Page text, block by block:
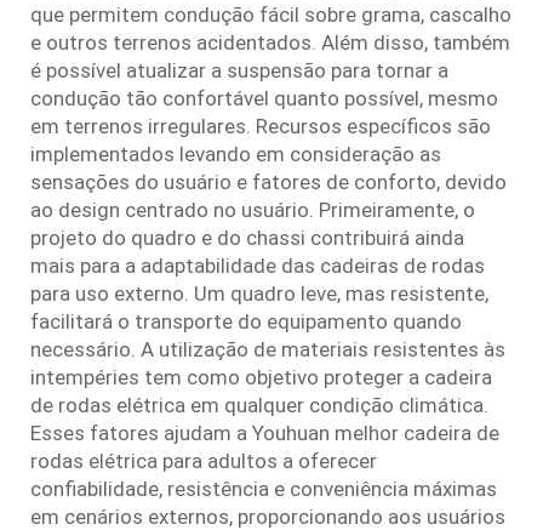
que permitem condução fácil sobre grama, cascalho
e outros terrenos acidentados. Além disso, também
é possível atualizar a suspensão para tornar a
condução tão confortável quanto possível, mesmo
em terrenos irregulares. Recursos específicos são
implementados levando em consideração as
sensações do usuário e fatores de conforto, devido
ao design centrado no usuário. Primeiramente, o
projeto do quadro e do chassi contribuirá ainda
mais para a adaptabilidade das cadeiras de rodas
para uso externo. Um quadro leve, mas resistente,
facilitará o transporte do equipamento quando
necessário. A utilização de materiais resistentes às
intempéries tem como objetivo proteger a cadeira
de rodas elétrica em qualquer condição climática.
Esses fatores ajudam a Youhuan melhor cadeira de
rodas elétrica para adultos a oferecer
confiabilidade, resistência e conveniência máximas
em cenários externos, proporcionando aos usuários